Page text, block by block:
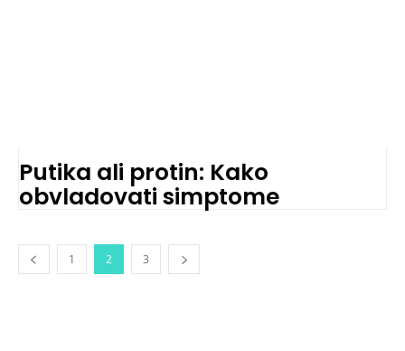
Putika ali protin: Kako
obvladovati simptome
1 2 3